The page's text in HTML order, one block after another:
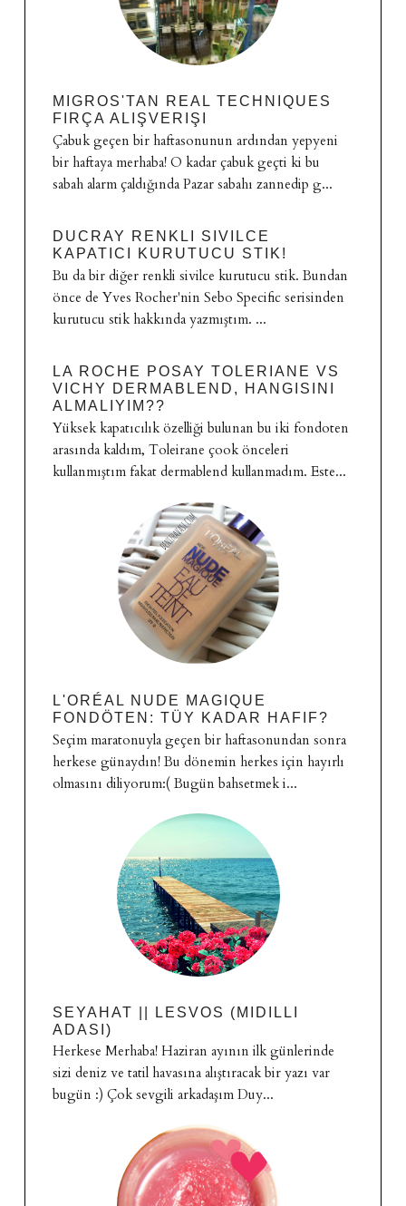
MIGROS'TAN REAL TECHNIQUES
FIRÇA ALIŞVERIŞI
Çabuk geçen bir haftasonunun ardından yepyeni
bir haftaya merhaba! O kadar çabuk geçti ki bu
sabah alarm çaldığında Pazar sabahı zannedip g...
DUCRAY RENKLI SIVILCE
KAPATICI KURUTUCU STIK!
Bu da bir diğer renkli sivilce kurutucu stik. Bundan
önce de Yves Rocher'nin Sebo Specific serisinden
kurutucu stik hakkında yazmıştım. ...
LA ROCHE POSAY TOLERIANE VS
VICHY DERMABLEND, HANGISINI
ALMALIYIM??
Yüksek kapatıcılık özelliği bulunan bu iki fondoten
arasında kaldım, Toleirane çook önceleri
kullanmıştım fakat dermablend kullanmadım. Este...
L'ORÉAL NUDE MAGIQUE
FONDÖTEN: TÜY KADAR HAFIF?
Seçim maratonuyla geçen bir haftasonundan sonra
herkese günaydın! Bu dönemin herkes için hayırlı
olmasını diliyorum:( Bugün bahsetmek i...
SEYAHAT || LESVOS (MIDILLI
ADASI)
Herkese Merhaba! Haziran ayının ilk günlerinde
sizi deniz ve tatil havasına alıştıracak bir yazı var
bugün :) Çok sevgili arkadaşım Duy...